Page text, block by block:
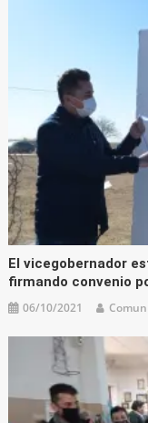
El vicegobernador
firmando convenio
06/10/2021